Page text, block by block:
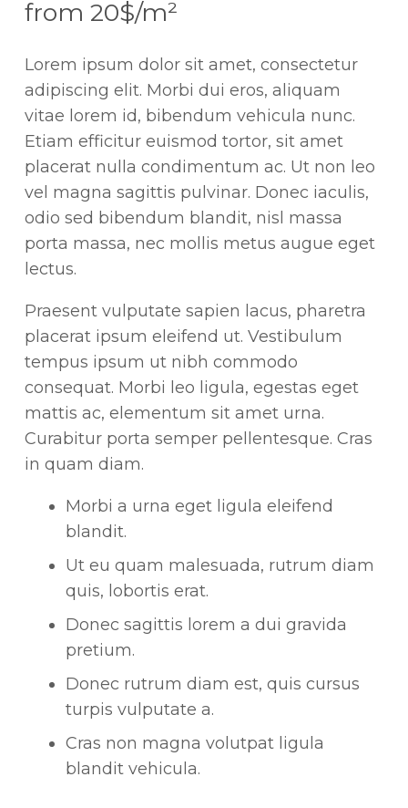
from 20$/m²
Lorem ipsum dolor sit amet, consectetur
adipiscing elit. Morbi dui eros, aliquam
vitae lorem id, bibendum vehicula nunc.
Etiam efficitur euismod tortor, sit amet
placerat nulla condimentum ac. Ut non leo
vel magna sagittis pulvinar. Donec iaculis,
odio sed bibendum blandit, nisl massa
porta massa, nec mollis metus augue eget
lectus.
Praesent vulputate sapien lacus, pharetra
placerat ipsum eleifend ut. Vestibulum
tempus ipsum ut nibh commodo
consequat. Morbi leo ligula, egestas eget
mattis ac, elementum sit amet urna.
Curabitur porta semper pellentesque. Cras
in quam diam.
Morbi a urna eget ligula eleifend
blandit.
Ut eu quam malesuada, rutrum diam
quis, lobortis erat.
Donec sagittis lorem a dui gravida
pretium.
Donec rutrum diam est, quis cursus
turpis vulputate a.
Cras non magna volutpat ligula
blandit vehicula.